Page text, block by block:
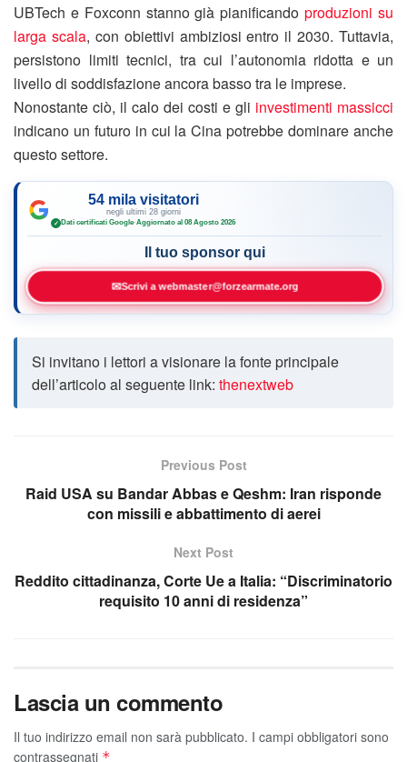
UBTech e Foxconn stanno già pianificandoproduzioni su
larga scala, con obiettivi ambiziosi entro il 2030. Tuttavia,
persistono limiti tecnici, tra cui l’autonomia ridotta e un
livello di soddisfazione ancora basso tra le imprese.
Nonostante ciò, il calo dei costi e gli investimenti massicci
indicano un futuro in cui la Cina potrebbe dominare anche
questo settore.
54 mila visitatori
negli ultimi 28 giorni
✓ Dati certificati Google·Aggiornato al 08 Agosto 2026
Il tuo sponsor qui
✉Scrivi a webmaster@forzearmate.org
Si invitano i lettori a visionare la fonte principale
dell’articolo al seguente link: thenextweb
Previous Post
Raid USA su Bandar Abbas e Qeshm: Iran risponde
con missili e abbattimento di aerei
Next Post
Reddito cittadinanza, Corte Ue a Italia: “Discriminatorio
requisito 10 anni di residenza”
Lascia un commento
Il tuo indirizzo email non sarà pubblicato. I campi obbligatori sono
contrassegnati *